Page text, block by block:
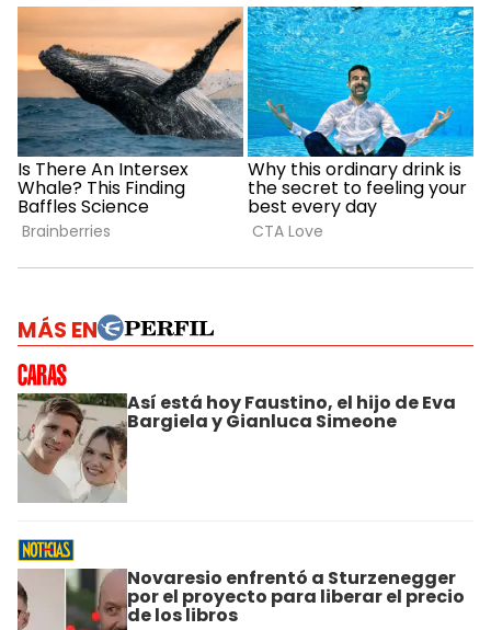
MÁS EN
Así está hoy Faustino, el hijo de Eva
Bargiela y Gianluca Simeone
Novaresio enfrentó a Sturzenegger
por el proyecto para liberar el precio
de los libros